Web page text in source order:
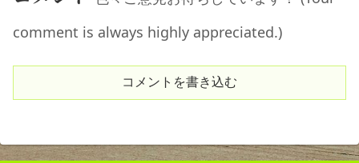
comment is always highly appreciated.)
コメントを書き込む